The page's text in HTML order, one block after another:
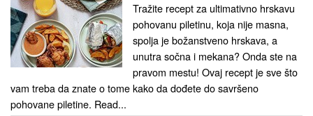
Tražite recept za ultimativno hrskavu
pohovanu piletinu, koja nije masna,
spolja je božanstveno hrskava, a
unutra sočna i mekana? Onda ste na
pravom mestu! Ovaj recept je sve što
vam treba da znate o tome kako da dođete do savršeno
pohovane piletine. Read...